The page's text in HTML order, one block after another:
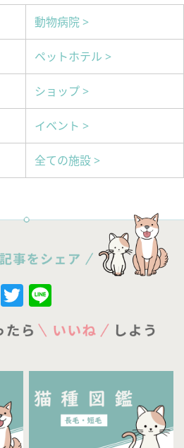
動物病院 >
ペットホテル >
ショップ >
イベント >
全ての施設 >
Twitter